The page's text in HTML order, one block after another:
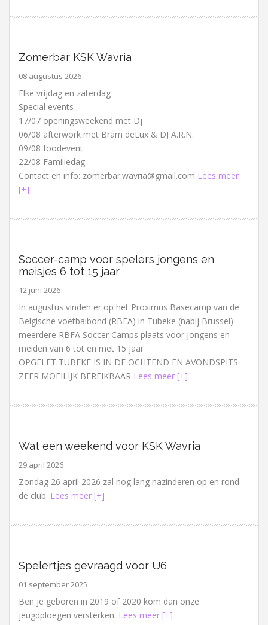
Zomerbar KSK Wavria
08 augustus 2026
Elke vrijdag en zaterdag
Special events
17/07 openingsweekend met Dj
06/08 afterwork met Bram deLux & DJ A.R.N.
09/08 foodevent
22/08 Familiedag
Contact en info: zomerbar.wavria@gmail.com Lees meer
[+]
Soccer-camp voor spelers jongens en
meisjes 6 tot 15 jaar
12 juni 2026
In augustus vinden er op het Proximus Basecamp van de
Belgische voetbalbond (RBFA) in Tubeke (nabij Brussel)
meerdere RBFA Soccer Camps plaats voor jongens en
meiden van 6 tot en met 15 jaar
OPGELET TUBEKE IS IN DE OCHTEND EN AVONDSPITS
ZEER MOEILIJK BEREIKBAAR Lees meer [+]
Wat een weekend voor KSK Wavria
29 april 2026
Zondag 26 april 2026 zal nog lang nazinderen op en rond
de club. Lees meer [+]
Spelertjes gevraagd voor U6
01 september 2025
Ben je geboren in 2019 of 2020 kom dan onze
jeugdploegen versterken. Lees meer [+]